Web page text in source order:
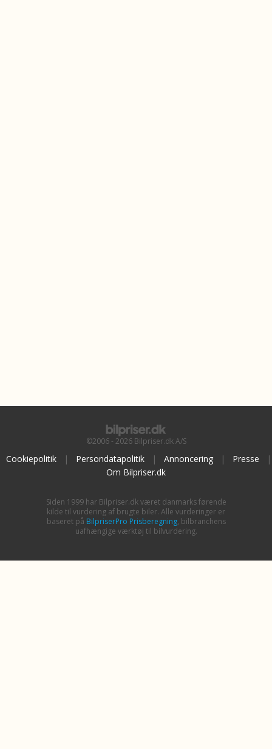
©2006 - 2026 Bilpriser.dk A/S
Cookiepolitik | Persondatapolitik | Annoncering | Presse
|
Om Bilpriser.dk
Siden 1999 har Bilpriser.dk været danmarks førende
kilde til vurdering af brugte biler. Alle vurderinger er
baseret på BilpriserPro Prisberegning, bilbranchens
uafhængige værktøj til bilvurdering.